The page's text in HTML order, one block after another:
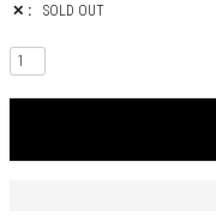
✕
SOLD OUT